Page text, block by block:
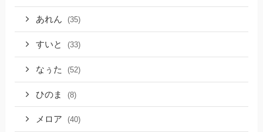
あれん (35)
すいと (33)
なぅた (52)
ひのま (8)
メロア (40)